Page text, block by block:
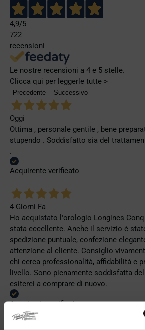
4,9/5
722
recensioni
Le nostre recensioni a 4 e 5 stelle.
Clicca qui per leggerle tutte >
Precedente Successivo
Oggi
Ottima , personale gentile , bene
stupendo . Soddisfatto sia del
.
Acquirente verificato
4 Giorni Fa
Ho acquistato l'orologio Longines
stata eccellente. Anche il servizio è
spedizione puntuale, confezione
attenzione al cliente. Consiglio
chi cerca professionalità, affidabilità e
livello. Sono pienamente soddisfatta
esiterei a comprare di nuovo.
Acquirente verificato